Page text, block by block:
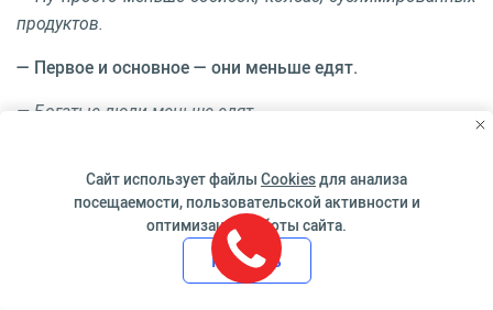
продуктов.
— Первое и основное — они меньше едят.
— Богатые люди меньше едят.
афроамериканец из гетто — ну, извините, я никого
здесь не обижаю, скажем, человек, у которого низкие
доходы… МакДональдс, я не рекламирую, но качество
продуктов там хорошее. Мясо нормальное, булочки
Сайт использует файлы Cookiesдля анализа
посещаемости, пользовательской активности и
оптимизации работы сайта.
Принять